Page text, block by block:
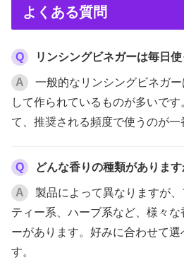
よくある質問
Q リンシングビネガーは毎日
A
一般的なリンシングビネガ
して作られているものが多いで
て、推奨される頻度で使うのが一
Q どんな香りの種類があります
A
製品によって異なりますが
ティー系、ハーブ系など、様々
ーがあります。好みに合わせて
す。